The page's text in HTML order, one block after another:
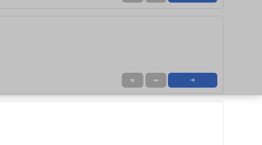
★ ➦ ➜